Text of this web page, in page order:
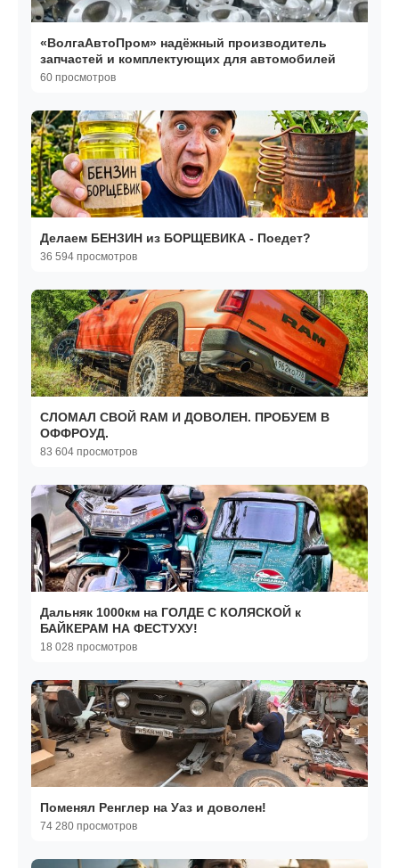
«ВолгаАвтоПром» надёжный производитель
запчастей и комплектующих для автомобилей
60 просмотров
Делаем БЕНЗИН из БОРЩЕВИКА - Поедет?
36 594 просмотров
СЛОМАЛ СВОЙ RAM И ДОВОЛЕН. ПРОБУЕМ В
ОФФРОУД.
83 604 просмотров
Дальняк 1000км на ГОЛДЕ С КОЛЯСКОЙ к
БАЙКЕРАМ НА ФЕСТУХУ!
18 028 просмотров
Поменял Ренглер на Уаз и доволен!
74 280 просмотров